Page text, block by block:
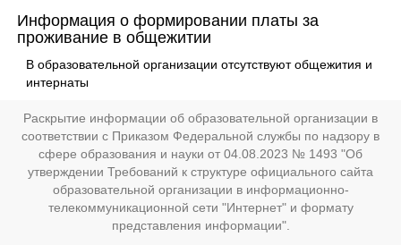
Информация о формировании платы за
проживание в общежитии
В образовательной организации отсутствуют общежития и
интернаты
Раскрытие информации об образовательной организации в
соответствии с Приказом Федеральной службы по надзору в
сфере образования и науки от 04.08.2023 № 1493 "Об
утверждении Требований к структуре официального сайта
образовательной организации в информационно-
телекоммуникационной сети "Интернет" и формату
представления информации".